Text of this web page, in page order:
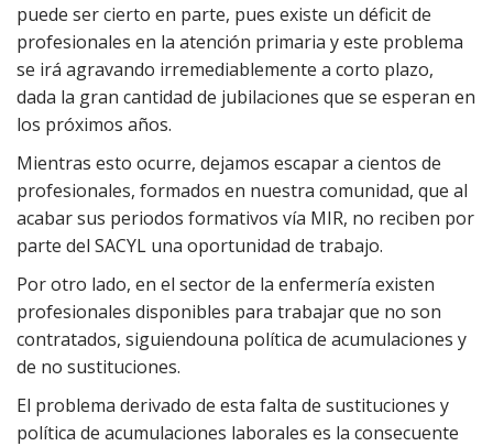
puede ser cierto en parte, pues existe un déficit de
profesionales en la atención primaria y este problema
se irá agravando irremediablemente a corto plazo,
dada la gran cantidad de jubilaciones que se esperan en
los próximos años.
Mientras esto ocurre, dejamos escapar a cientos de
profesionales, formados en nuestra comunidad, que al
acabar sus periodos formativos vía MIR, no reciben por
parte del SACYL una oportunidad de trabajo.
Por otro lado, en el sector de la enfermería existen
profesionales disponibles para trabajar que no son
contratados, siguiendouna política de acumulaciones y
de no sustituciones.
El problema derivado de esta falta de sustituciones y
política de acumulaciones laborales es la consecuente